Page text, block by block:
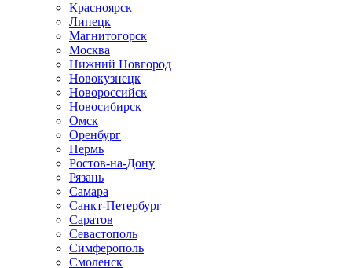
Красноярск
Липецк
Магнитогорск
Москва
Нижний Новгород
Новокузнецк
Новороссийск
Новосибирск
Омск
Оренбург
Пермь
Ростов-на-Дону
Рязань
Самара
Санкт-Петербург
Саратов
Севастополь
Симферополь
Смоленск